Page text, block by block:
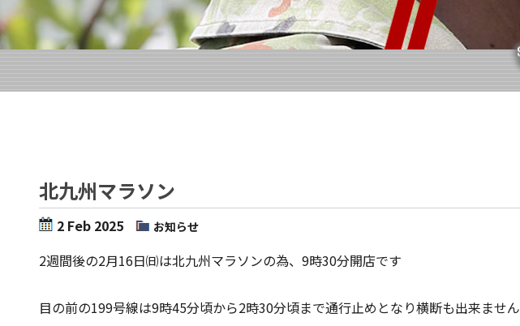
北九州マラソン
2 Feb 2025 お知らせ
2週間後の2月16日㈰は北九州マラソンの為、9時30分開店です
目の前の199号線は9時45分頃から2時30分頃まで通行止めとなり横断も出来ません